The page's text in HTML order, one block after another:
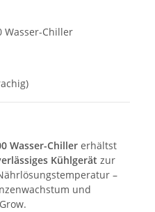
Wasser-Chiller
Wasser-Chiller erhältst
Kühlgerät zur
–
und